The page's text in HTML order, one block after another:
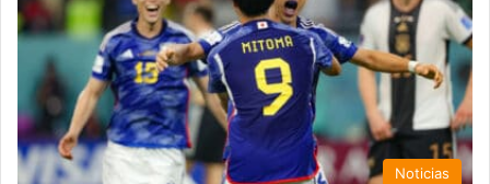
Noticias